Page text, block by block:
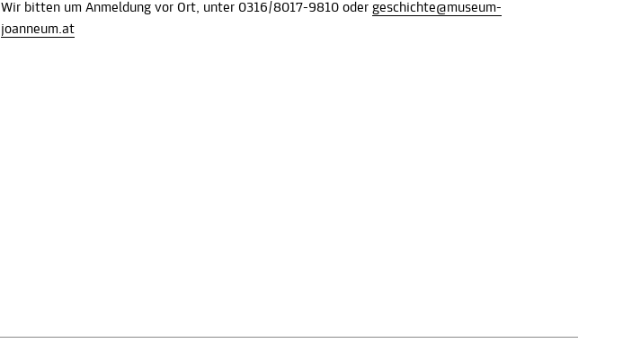
Wir bitten um Anmeldung vor Ort, unter 0316/8017-9810 oder geschichte@museum-
joanneum.at